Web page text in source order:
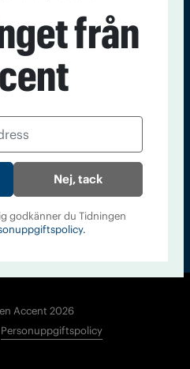
Tidningsarkiv In English
Accent 2026
Personuppgiftspolicy
från
Nej, tack
godkänner du Tidningen